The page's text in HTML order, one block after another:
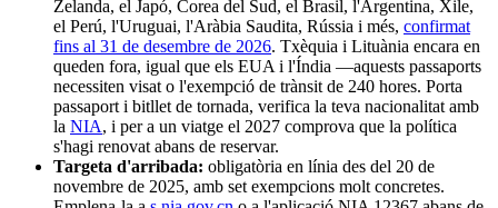
Zelanda, el Japó, Corea del Sud, el Brasil, l'Argentina, Xile,
el Perú, l'Uruguai, l'Aràbia Saudita, Rússia i més, confirmat
fins al 31 de desembre de 2026. Txèquia i Lituània encara en
queden fora, igual que els EUA i l'Índia —aquests passaports
necessiten visat o l'exempció de trànsit de 240 hores. Porta
passaport i bitllet de tornada, verifica la teva nacionalitat amb
la NIA, i per a un viatge el 2027 comprova que la política
s'hagi renovat abans de reservar.
Targeta d'arribada: obligatòria en línia des del 20 de
novembre de 2025, amb set exempcions molt concretes.